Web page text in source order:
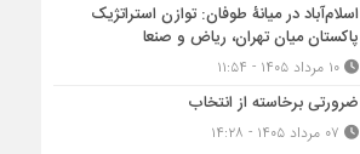
اسلام‌آباد در میانۀ طوفان: توازن استراتژیک
پاکستان میان تهران، ریاض و صنعا
۱۰ مرداد ۱۴۰۵ - ۱۱:۵۴
ضرورتی برخاسته از انتخاب